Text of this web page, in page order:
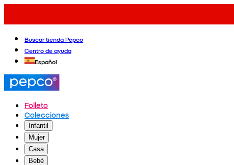
Buscar tienda Pepco
Centro de ayuda
Español
Folleto
Colecciones
Infantil
Mujer
Casa
Bebé